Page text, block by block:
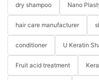
dry shampoo Nano
hair care manufacturer
conditioner U Keratin
Fruit acid treatment